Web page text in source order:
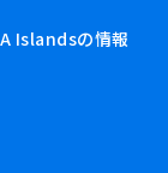
Islandsの情報